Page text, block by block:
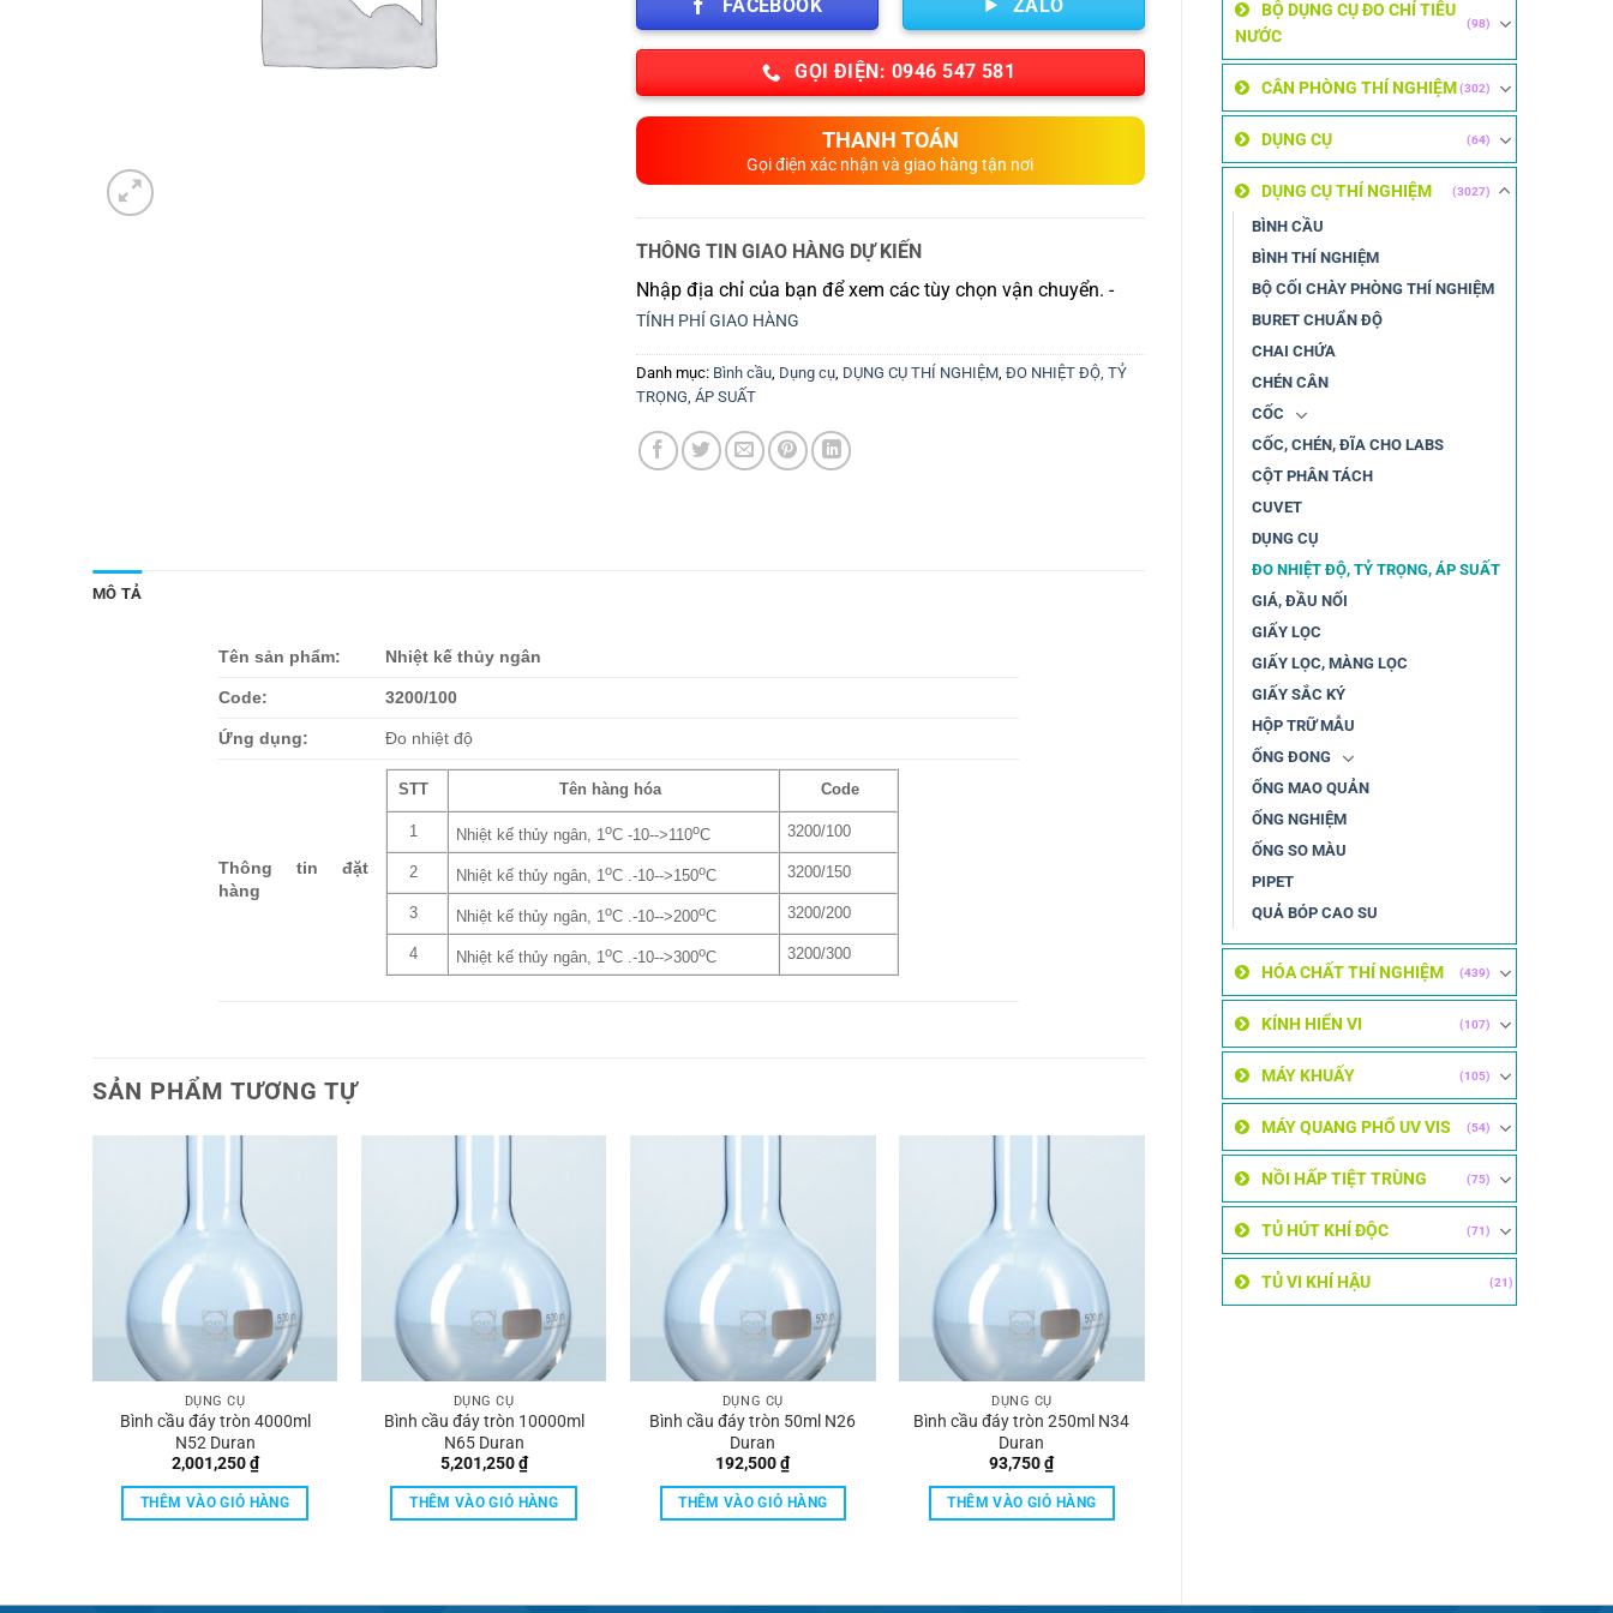
BỘ DỤNG CỤ ĐO CHỈ TIÊU
NƯỚC
(98)
CÂN PHÒNG THÍ NGHIỆM (302)
DỤNG CỤ (64)
DỤNG CỤ THÍ NGHIỆM (3027)
BÌNH CẦU
BÌNH THÍ NGHIỆM
BỘ CỐI CHÀY PHÒNG THÍ NGHIỆM
BURET CHUẨN ĐỘ
CHAI CHỨA
CHÉN CÂN
CỐC
CỐC, CHÉN, ĐĨA CHO LABS
CỘT PHÂN TÁCH
CUVET
DỤNG CỤ
ĐO NHIỆT ĐỘ, TỶ TRỌNG, ÁP SUẤT
GIÁ, ĐẦU NỐI
GIẤY LỌC
GIẤY LỌC, MÀNG LỌC
GIẤY SẮC KÝ
HỘP TRỮ MẪU
ỐNG ĐONG
ỐNG MAO QUẢN
ỐNG NGHIỆM
ỐNG SO MÀU
PIPET
QUẢ BÓP CAO SU
HÓA CHẤT THÍ NGHIỆM (439)
KÍNH HIỂN VI (107)
MÁY KHUẤY (105)
MÁY QUANG PHỔ UV VIS (54)
NỒI HẤP TIỆT TRÙNG (75)
TỦ HÚT KHÍ ĐỘC (71)
TỦ VI KHÍ HẬU (21)
FACEBOOK ZALO
GỌI ĐIỆN: 0946 547 581
THANH TOÁN
Gọi điện xác nhận và giao hàng tận nơi
THÔNG TIN GIAO HÀNG DỰ KIẾN
Nhập địa chỉ của bạn để xem các tùy chọn vận chuyển. -
TÍNH PHÍ GIAO HÀNG
Danh mục: Bình cầu, Dụng cụ, DỤNG CỤ THÍ NGHIỆM,ĐO NHIỆT ĐỘ, TỶ
TRỌNG, ÁP SUẤT
MÔ TẢ
Tên sản phẩm: Nhiệt kế thủy ngân
Code: 3200/100
Ứng dụng: Đo nhiệt độ
Thông tin đặt
hàng
STT Tên hàng hóa Code
1 Nhiệt kế thủy ngân, 1oC -10-->110oC 3200/100
2 Nhiệt kế thủy ngân, 1oC .-10-->150oC 3200/150
3 Nhiệt kế thủy ngân, 1oC .-10-->200oC 3200/200
4 Nhiệt kế thủy ngân, 1oC .-10-->300oC 3200/300
SẢN PHẨM TƯƠNG TỰ
DỤNG CỤ
Bình cầu đáy tròn 4000ml
N52 Duran
2,001,250₫
THÊM VÀO GIỎ HÀNG
DỤNG CỤ
Bình cầu đáy tròn 10000ml
N65 Duran
5,201,250₫
THÊM VÀO GIỎ HÀNG
DỤNG CỤ
Bình cầu đáy tròn 50ml N26
Duran
192,500₫
THÊM VÀO GIỎ HÀNG
DỤNG CỤ
Bình cầu đáy tròn 250ml N34
Duran
93,750₫
THÊM VÀO GIỎ HÀNG